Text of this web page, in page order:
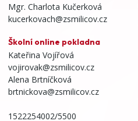
Mgr. Charlota Kučerková
kucerkovach@zsmilicov.cz
Školní online pokladna
Kateřina Vojířová
vojirovak@zsmilicov.cz
Alena Brtníčková
brtnickova@zsmilicov.cz
1522254002/5500